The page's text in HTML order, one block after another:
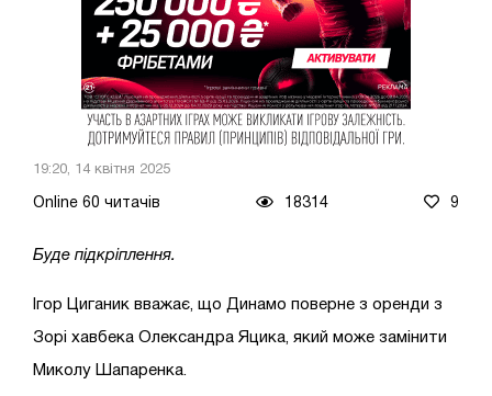
19:20, 14 квітня 2025
Online 60 читачів 18314 9
Буде підкріплення.
Ігор Циганик вважає, що Динамо поверне з оренди з
Зорі хавбека Олександра Яцика, який може замінити
Миколу Шапаренка.